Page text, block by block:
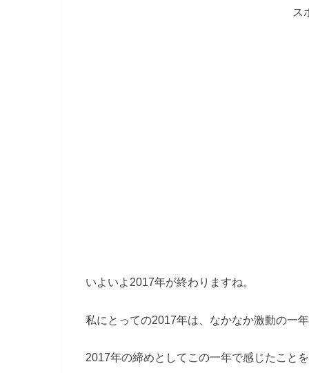
ス
いよいよ2017年が終わりますね。
私にとっての2017年は、なかなか激動の一
2017年の締めとしてこの一年で感じたこと